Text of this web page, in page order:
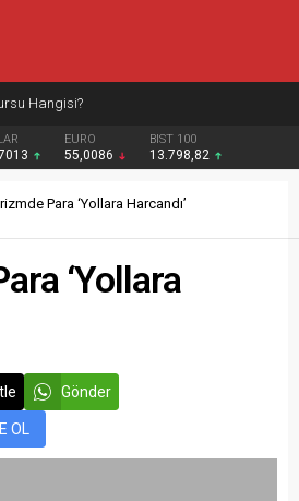
Sakarya’da doğru sistem, temiz montaj
EURO
55,0086
BIST 100
13.798,82
Para ‘Yollara Harcandı’
‘Yollara
Gönder
OL